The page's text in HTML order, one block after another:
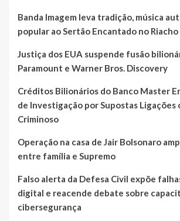
Banda Imagem leva tradição, música
popular ao Sertão Encantado no
Justiça dos EUA suspende fusão
Paramount e Warner Bros. Discovery
Créditos Bilionários do Banco Master
de Investigação por Supostas Ligações
Criminoso
Operação na casa de Jair Bolsonaro
entre família e Supremo
Falso alerta da Defesa Civil expõe
digital e reacende debate sobre
cibersegurança